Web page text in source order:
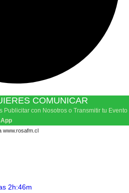
COMUNICAR
Publicitar con Nosotros o Transmitir tu Evento
www.rosafm.cl
2h:46m